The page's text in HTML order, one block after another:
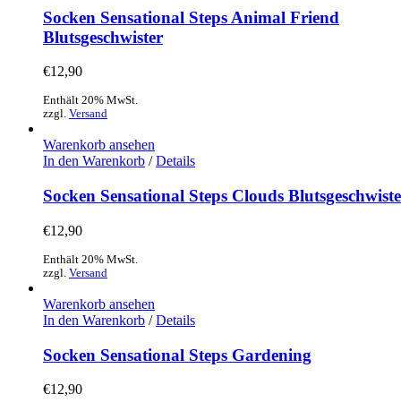
Socken Sensational Steps Animal Friend
Blutsgeschwister
€12,90
Enthält 20% MwSt.
zzgl. Versand
Warenkorb ansehen
In den Warenkorb / Details
Socken Sensational Steps Clouds
€12,90
Enthält 20% MwSt.
zzgl. Versand
Warenkorb ansehen
In den Warenkorb / Details
Socken Sensational Steps Gardening
€12,90